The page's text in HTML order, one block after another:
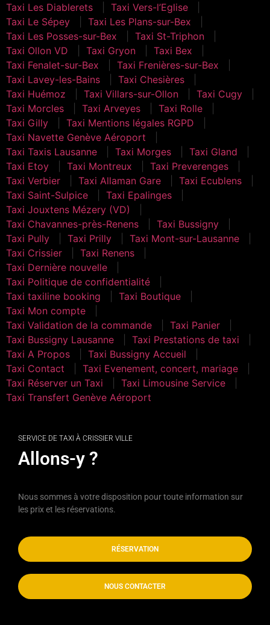
Taxi Les Diablerets
Taxi Vers-l’Eglise
Taxi Le Sépey
Taxi Les Plans-sur-Bex
Taxi Les Posses-sur-Bex
Taxi St-Triphon
Taxi Ollon VD
Taxi Gryon
Taxi Bex
Taxi Fenalet-sur-Bex
Taxi Frenières-sur-Bex
Taxi Lavey-les-Bains
Taxi Chesières
Taxi Huémoz
Taxi Villars-sur-Ollon
Taxi Cugy
Taxi Morcles
Taxi Arveyes
Taxi Rolle
Taxi Gilly
Taxi Mentions légales RGPD
Taxi Navette Genève Aéroport
Taxi Taxis Lausanne
Taxi Morges
Taxi Gland
Taxi Etoy
Taxi Montreux
Taxi Preverenges
Taxi Verbier
Taxi Allaman Gare
Taxi Ecublens
Taxi Saint-Sulpice
Taxi Epalinges
Taxi Jouxtens Mézery (VD)
Taxi Chavannes-près-Renens
Taxi Bussigny
Taxi Pully
Taxi Prilly
Taxi Mont-sur-Lausanne
Taxi Crissier
Taxi Renens
Taxi Dernière nouvelle
Taxi Politique de confidentialité
Taxi taxiline booking
Taxi Boutique
Taxi Mon compte
Taxi Validation de la commande
Taxi Panier
Taxi Bussigny Lausanne
Taxi Prestations de taxi
Taxi A Propos
Taxi Bussigny Accueil
Taxi Contact
Taxi Evenement, concert, mariage
Taxi Réserver un Taxi
Taxi Limousine Service
Taxi Transfert Genève Aéroport
SERVICE DE TAXI À CRISSIER VILLE
Allons-y ?
Nous sommes à votre disposition pour toute information sur
les prix et les réservations.
RÉSERVATION
NOUS CONTACTER